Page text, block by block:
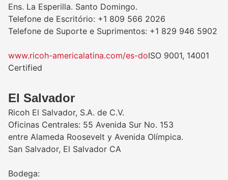
Ens. La Esperilla. Santo Domingo.
Telefone de Escritório: +1 809 566 2026
Telefone de Suporte e Suprimentos: +1 829 946 5902
www.ricoh-americalatina.com/es-doISO 9001, 14001
Certified
El Salvador
Ricoh El Salvador, S.A. de C.V.
Oficinas Centrales: 55 Avenida Sur No. 153
entre Alameda Roosevelt y Avenida Olímpica.
San Salvador, El Salvador CA
Bodega: